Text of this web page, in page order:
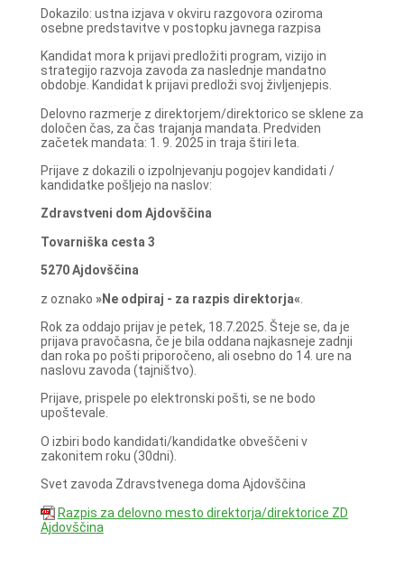
Dokazilo: ustna izjava v okviru razgovora oziroma
osebne predstavitve v postopku javnega razpisa
Kandidat mora k prijavi predložiti program, vizijo in
strategijo razvoja zavoda za naslednje mandatno
obdobje. Kandidat k prijavi predloži svoj življenjepis.
Delovno razmerje z direktorjem/direktorico se sklene za
določen čas, za čas trajanja mandata. Predviden
začetek mandata: 1. 9. 2025 in traja štiri leta.
Prijave z dokazili o izpolnjevanju pogojev kandidati /
kandidatke pošljejo na naslov:
Zdravstveni dom Ajdovščina
Tovarniška cesta 3
5270 Ajdovščina
z oznako »Ne odpiraj - za razpis direktorja«
Rok za oddajo prijav je petek, 18.7.2025. Šteje se, da je
prijava pravočasna, če je bila oddana najkasneje zadnji
dan roka po pošti priporočeno, ali osebno do 14. ure na
naslovu zavoda (tajništvo).
Prijave, prispele po elektronski pošti, se ne bodo
upoštevale.
O izbiri bodo kandidati/kandidatke obveščeni v
zakonitem roku (30dni).
Svet zavoda Zdravstvenega doma Ajdovščina
Razpis za delovno mesto direktorja/direktorice ZD
Ajdovščina